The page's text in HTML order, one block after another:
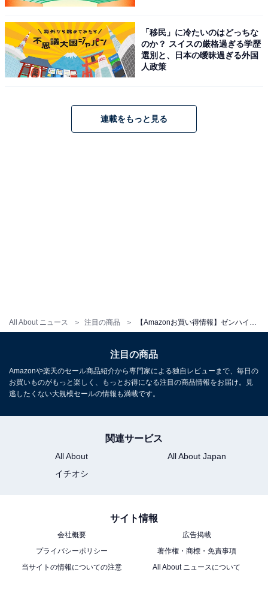
All About ニュース 注目の商品
【Amazon.co.jp限定品】ゼンハイザー Sennheiser
MOMENTUM True Wireless 4 + エージング音源セット
パーソナライズ機能搭載 ワイヤレスイヤホン ブラックコ
ッパー 高性能ドライバー30時間再生ノイズキャンセリン
グ 外音取り込み機能 Bluetooth5.4 高級 完全ワイヤレス
イヤホン【国内正規品】
ゼンハイザー「MOMENTUM True Wireless 3」
Amazonで見る
ゼンハイザー「MOMENTUM Sport」
イズキャンセリング 外音取り込み機能 bluetooth 5.2
IP55 スポーツ用イヤホン 心拍数 体温測定
Amazonで見る
「移民」に冷たいのはどっちな
のか？ スイスの厳格過ぎる学歴
選別と、日本の曖昧過ぎる外国
人政策
連載をもっと見る
注目の商品
Amazonや楽天のセール商品紹介から専門家による独自レビューまで、毎日の
お買いものがもっと楽しく、もっとお得になる注目の商品情報をお届け。見
逃したくない大規模セールの情報も満載です。
関連サービス
All About
All About Japan
イチオシ
サイト情報
会社概要
広告掲載
プライバシーポリシー
著作権・商標・免責事項
当サイトの情報についての注意
All About ニュースについて